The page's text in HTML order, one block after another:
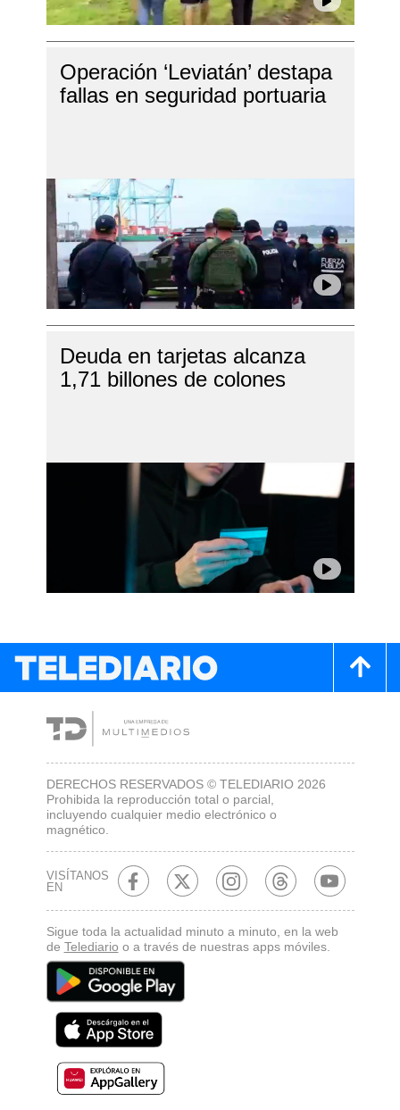
Operación ‘Leviatán’ destapa
fallas en seguridad portuaria
Deuda en tarjetas alcanza
1,71 billones de colones
DERECHOS RESERVADOS © TELEDIARIO 2026
Prohibida la reproducción total o parcial,
incluyendo cualquier medio electrónico o
magnético.
VISÍTANOS
EN
Sigue toda la actualidad minuto a minuto, en la web
de Telediario o a través de nuestras apps móviles.